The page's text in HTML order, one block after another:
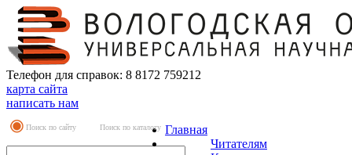
Телефон для справок: 8 8172 759212
карта сайта
написать нам
Поиск по сайту Поиск по каталогу Главная
Читателям